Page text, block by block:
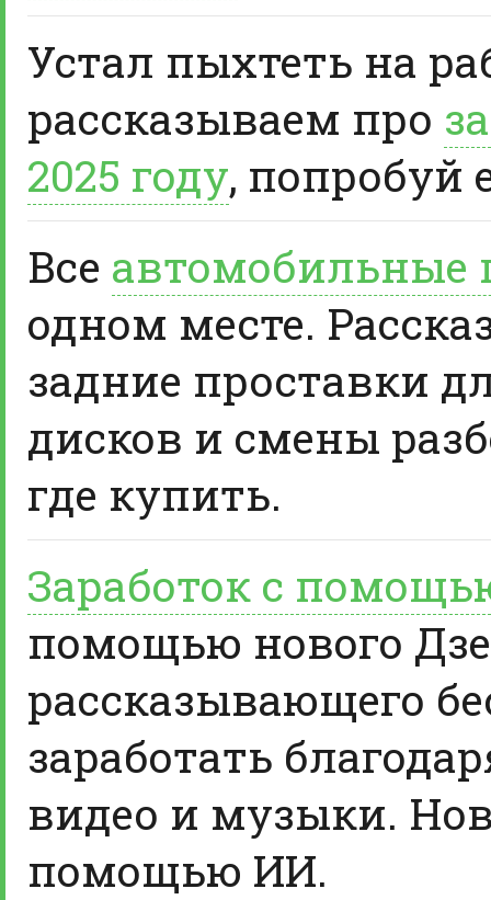
Устал пыхтеть на
рассказываем про
2025 году, попробуй
Все автомобильные
одном месте.
задние проставки
дисков и смены
где купить.
Заработок с
помощью нового
рассказывающего
заработать
видео и музыки.
помощью ИИ.